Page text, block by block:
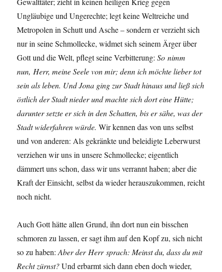
Ungläubige und Ungerechte; legt keine Weltreiche und
Metropolen in Schutt und Asche – sondern er verzieht sich
nur in seine Schmollecke, widmet sich seinem Ärger über
Gott und die Welt, pflegt seine Verbitterung:So nimm
nun,Herr, meine Seele von mir; denn ich möchte lieber tot
sein als leben. Und Jona ging zur Stadt hinaus und ließ sich
östlich der Stadt nieder und machte sich dort eine Hütte;
darunter setzte er sich in den Schatten, bis er sähe, was der
Stadt widerfahren würde. Wir kennen das von uns selbst
und von anderen: Als gekränkte und beleidigte Leberwurst
verziehen wir uns in unsere Schmollecke; eigentlich
dämmert uns schon, dass wir uns verrannt haben; aber die
Kraft der Einsicht, selbst da wieder herauszukommen, reicht
noch nicht.
Auch Gott hätte allen Grund, ihn dort nun ein bisschen
schmoren zu lassen, er sagt ihm auf den Kopf zu, sich nicht
so zu haben:Aber derHerrsprach: Meinst du, dass du mit
Recht zürnst?Und erbarmt sich dann eben doch wieder,